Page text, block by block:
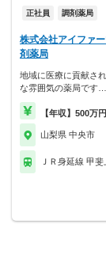
正社員 調剤薬局
株式会社アイファ
剤薬局
地域に医療に貢献さ
な雰囲気の薬局です…
【年収】500万
山梨県 中央市
ＪＲ身延線 甲